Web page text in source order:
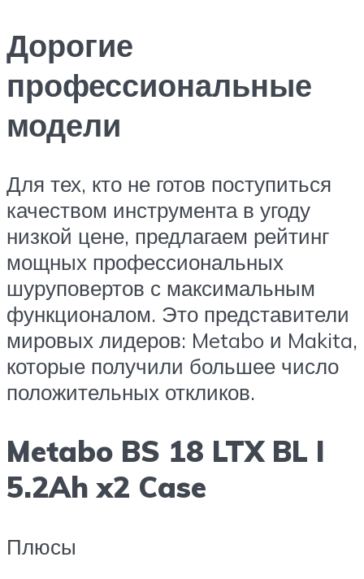
Дорогие
профессиональные
модели
Для тех, кто не готов поступиться
качеством инструмента в угоду
низкой цене, предлагаем рейтинг
мощных профессиональных
шуруповертов с максимальным
функционалом. Это представители
мировых лидеров: Metabo и Makita,
которые получили большее число
положительных откликов.
Metabo BS 18 LTX BL I
5.2Ah x2 Case
Плюсы